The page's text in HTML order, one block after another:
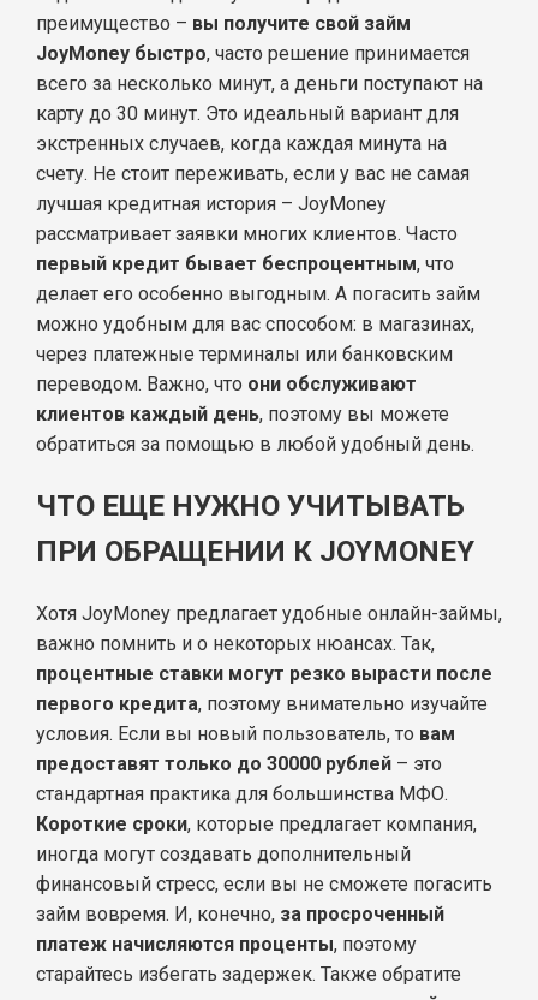
преимущество – вы получите свой займ
JoyMoney быстро, часто решение принимается
всего за несколько минут, а деньги поступают на
карту до 30 минут. Это идеальный вариант для
экстренных случаев, когда каждая минута на
счету. Не стоит переживать, если у вас не самая
лучшая кредитная история – JoyMoney
рассматривает заявки многих клиентов. Часто
первый кредит бывает беспроцентным, что
делает его особенно выгодным. А погасить займ
можно удобным для вас способом: в магазинах,
через платежные терминалы или банковским
переводом. Важно, что они обслуживают
клиентов каждый день, поэтому вы можете
обратиться за помощью в любой удобный день.
ЧТО ЕЩЕ НУЖНО УЧИТЫВАТЬ
ПРИ ОБРАЩЕНИИ К JOYMONEY
Хотя JoyMoney предлагает удобные онлайн-займы,
важно помнить и о некоторых нюансах. Так,
процентные ставки могут резко вырасти после
первого кредита, поэтому внимательно изучайте
условия. Если вы новый пользователь, то вам
предоставят только до 30000 рублей – это
стандартная практика для большинства МФО.
Короткие сроки, которые предлагает компания,
иногда могут создавать дополнительный
финансовый стресс, если вы не сможете погасить
займ вовремя. И, конечно, за просроченный
платеж начисляются проценты, поэтому
старайтесь избегать задержек. Также обратите